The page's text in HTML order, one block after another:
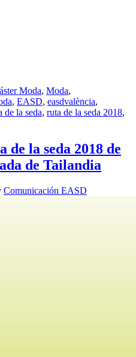
Moda, Moda,
, EASD, easdvalència,
de la seda, ruta de la seda 2018,
de la seda 2018 de
de Tailandia
Comunicación EASD